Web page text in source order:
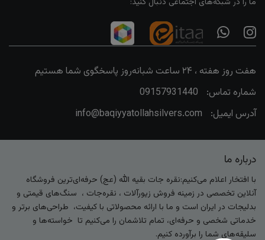
هفت روز هفته ، ۲۴ ساعت شبانه‌روز پاسخگوی شما هستیم
شماره تماس:
09157931440
آدرس ایمیل:
info@baqiyyatollahsilvers.com
درباره ما
با افتخار اعلام می‌کنیم:نقره جات بقیه الله (عج) حرفه‌ای‌ترین فروشگاه
آنلاین تخصصی در زمینه فروش زیورآلات ، نقره‌جات ، سنگ‌های قیمتی و
بدلیجات در ایران است و ما با ارائه محصولاتی با کیفیت، طراحی‌های برتر و
خدماتی شخصی و حرفه‌ای، تمام تلاشمان را می‌کنیم تا خواسته‌ها و
سلیقه‌های شما را برآورده کنیم.